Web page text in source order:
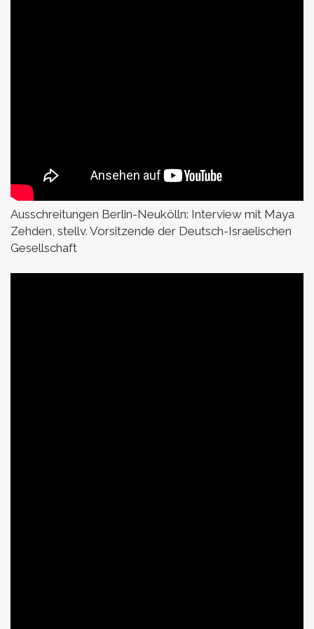
Ausschreitungen Berlin-Neukölln: Interview mit Maya
Zehden, stellv. Vorsitzende der Deutsch-Israelischen
Gesellschaft